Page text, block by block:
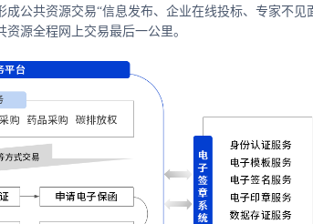
公共资源交易“信息发布、企业在线投标、专家不见
源全程网上交易最后一公里。